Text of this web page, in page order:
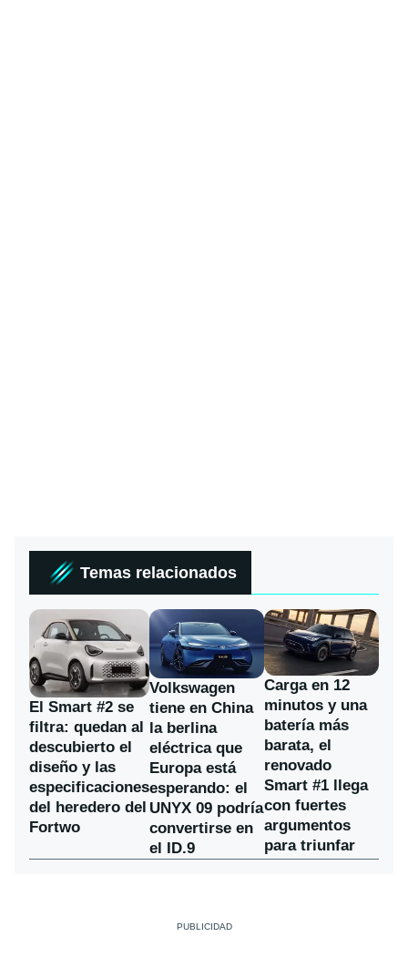
Temas relacionados
El Smart #2 se
filtra: quedan al
descubierto el
diseño y las
especificaciones
del heredero del
Fortwo
Volkswagen
tiene en China
la berlina
eléctrica que
Europa está
esperando: el
UNYX 09 podría
convertirse en
el ID.9
Carga en 12
minutos y una
batería más
barata, el
renovado
Smart #1 llega
con fuertes
argumentos
para triunfar